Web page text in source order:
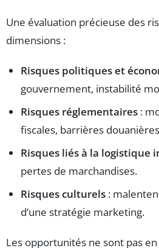
Une évaluation précieuse des
dimensions :
Risques politiques et
gouvernement, instabilité
Risques réglementaires :
fiscales, barrières
Risques liés à la logistique
pertes de marchandises.
Risques culturels :
d’une stratégie marketing.
Les opportunités ne sont pas